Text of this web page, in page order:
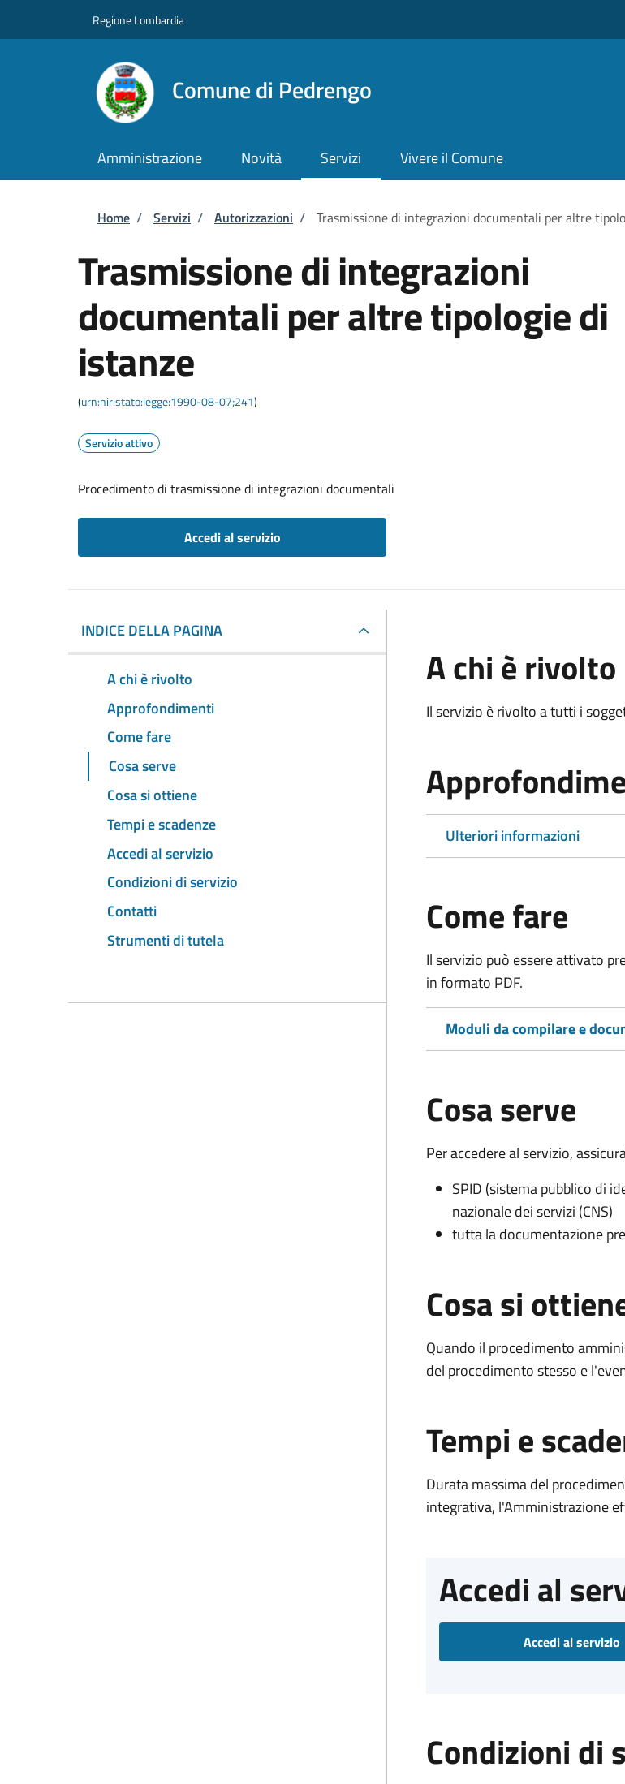
Regione Lombardia
Comune di Pedrengo
Amministrazione Novità Servizi Vivere il Comune
Briciole di pane
Home / Servizi / Autorizzazioni / Trasmissione di integrazioni documentali per altre
Trasmissione di integrazioni
documentali per altre tipologie di
istanze
(urn:nir:stato:legge:1990-08-07;241)
Servizio attivo
Procedimento di trasmissione di integrazioni documentali
Accedi al servizio
INDICE DELLA PAGINA
A chi è rivolto
Approfondimenti
Come fare
Cosa serve
Cosa si ottiene
Tempi e scadenze
Accedi al servizio
Condizioni di servizio
Contatti
Strumenti di tutela
A chi è rivolto
Il servizio è rivolto a tutti i
Ulteriori informazioni
Come fare
Il servizio può essere attivato
in formato PDF.
Moduli da compilare e
Cosa serve
Per accedere al servizio,
SPID (sistema pubblico di
nazionale dei servizi (CNS)
tutta la documentazione
Cosa si
Quando il procedimento
del procedimento stesso e
Tempi e
Durata massima del
integrativa, l'Amministrazione
Accedi al
Accedi al servizio
Condizioni di